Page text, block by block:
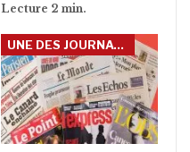
UNE DES JOURNAUX INTERNATIONAUX